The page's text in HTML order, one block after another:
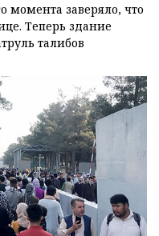
момента заверяло, что
Теперь здание
талибов